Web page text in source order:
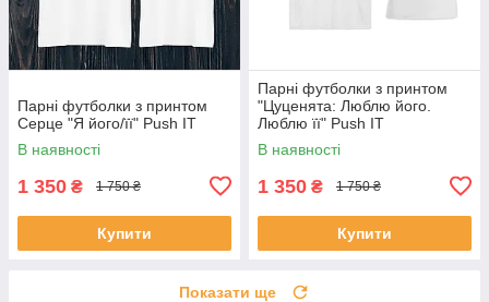
Парні футболки з принтом
Серце "Я його/її" Push IT
В наявності
1 350 ₴ 1 750 ₴
Купити
Парні футболки з принтом
"Цуценята: Люблю його.
Люблю її" Push IT
В наявності
1 350 ₴ 1 750 ₴
Купити
Показати ще